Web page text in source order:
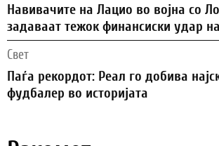
Навивачите на Лацио во војна со
задаваат тежок финансиски удар
Свет
Паѓа рекордот: Реал го добива
фудбалер во историјата